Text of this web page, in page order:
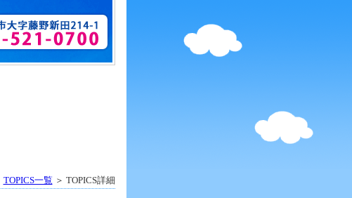
TOPICS一覧 ＞ TOPICS詳細